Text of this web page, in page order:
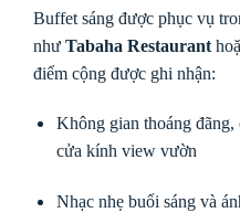
Buffet sáng được phục vụ
như Tabaha Restaurant
điểm cộng được ghi nhận:
Không gian thoáng đãng,
cửa kính view vườn
Nhạc nhẹ buổi sáng và